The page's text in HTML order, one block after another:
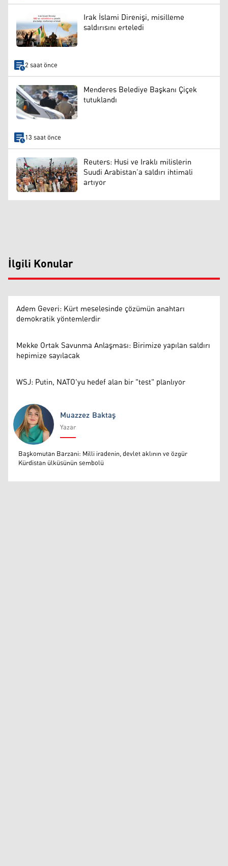
Irak İslami Direnişi, misilleme
saldırısını erteledi
2 saat önce
Menderes Belediye Başkanı Çiçek
tutuklandı
13 saat önce
Reuters: Husi ve Iraklı milislerin
Suudi Arabistan’a saldırı ihtimali
artıyor
İlgili Konular
Adem Geveri: Kürt meselesinde çözümün anahtarı
demokratik yöntemlerdir
Mekke Ortak Savunma Anlaşması: Birimize yapılan saldırı
hepimize sayılacak
WSJ: Putin, NATO'yu hedef alan bir "test" planlıyor
Muazzez Baktaş
Muazzez Baktaş
Yazar
Başkomutan Barzani: Milli iradenin, devlet aklının ve özgür
Kürdistan ülküsünün sembolü